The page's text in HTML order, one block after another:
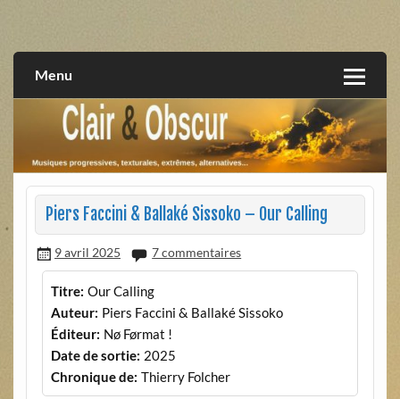
extrêmes, alternatives, texturales
Menu
Piers Faccini & Ballaké Sissoko – Our Calling
9 avril 2025 7 commentaires
Titre: Our Calling
Auteur: Piers Faccini & Ballaké Sissoko
Éditeur: Nø Førmat !
Date de sortie: 2025
Chronique de: Thierry Folcher